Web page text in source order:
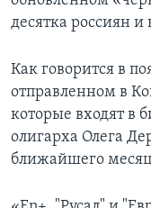
десятка россиян
Как говорится в
отправленном в
которые входят в
олигарха Олега
ближайшего